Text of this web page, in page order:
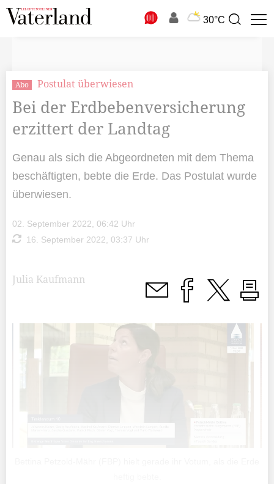
30°C
Suchbegriff
Abo Postulat überwiesen
Bei der Erdbebenversicherung
erzittert der Landtag
Genau als sich die Abgeordneten mit dem Thema
beschäftigten, bebte die Erde. Das Postulat wurde
überwiesen.
02. September 2022, 06:42 Uhr
16. September 2022, 03:37 Uhr
Julia Kaufmann